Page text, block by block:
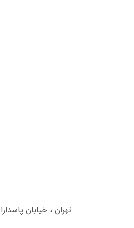
تهران ، خیابان